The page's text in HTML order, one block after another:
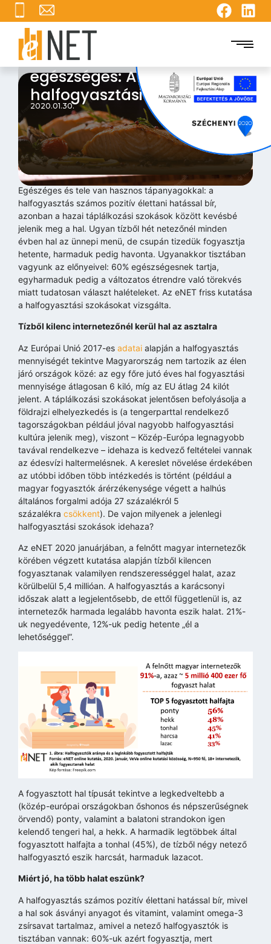
Ritkán esszük, pedig
egészséges: A nagy
halfogyasztási körkép
2020.01.30.
Egészéges és tele van hasznos tápanyagokkal: a
halfogyasztás számos pozitív élettani hatással bír,
azonban a hazai táplálkozási szokások között kevésbé
jelenik meg a hal. Ugyan tízből hét netezőnél minden
évben hal az ünnepi menü, de csupán tizedük fogyasztja
hetente, harmaduk pedig havonta. Ugyanakkor tisztában
vagyunk az előnyeivel: 60% egészségesnek tartja,
egyharmaduk pedig a változatos étrendre való törekvés
miatt tudatosan választ halételeket. Az eNET friss kutatása
a halfogyasztási szokásokat vizsgálta.
Tízből kilenc internetezőnél kerül hal az asztalra
Az Európai Unió 2017-es adatai alapján a halfogyasztás
mennyiségét tekintve Magyarország nem tartozik az élen
járó országok közé: az egy főre jutó éves hal fogyasztási
mennyisége átlagosan 6 kiló, míg az EU átlag 24 kilót
jelent. A táplálkozási szokásokat jelentősen befolyásolja a
földrajzi elhelyezkedés is (a tengerparttal rendelkező
tagországokban például jóval nagyobb halfogyasztási
kultúra jelenik meg), viszont – Közép-Európa legnagyobb
tavával rendelkezve – idehaza is kedvező feltételei vannak
az édesvízi haltermelésnek. A kereslet növelése érdekében
az utóbbi időben több intézkedés is történt (például a
magyar fogyasztók árérzékenysége végett a halhús
általános forgalmi adója 27 százalékról 5
százalékra csökkent). De vajon milyenek a jelenlegi
halfogyasztási szokások idehaza?
Az eNET 2020 januárjában, a felnőtt magyar internetezők
körében végzett kutatása alapján tízből kilencen
fogyasztanak valamilyen rendszerességgel halat, azaz
körülbelül 5,4 millióan. A halfogyasztás a karácsonyi
időszak alatt a legjelentősebb, de ettől függetlenül is, az
internetezők harmada legalább havonta eszik halat. 21%-
uk negyedévente, 12%-uk pedig hetente „él a
lehetőséggel”.
A fogyasztott hal típusát tekintve a legkedveltebb a
(közép-európai országokban őshonos és népszerűségnek
örvendő) ponty, valamint a balatoni strandokon igen
kelendő tengeri hal, a hekk. A harmadik legtöbbek által
fogyasztott halfajta a tonhal (45%), de tízből négy netező
halfogyasztó eszik harcsát, harmaduk lazacot.
Miért jó, ha több halat eszünk?
A halfogyasztás számos pozitív élettani hatással bír, mivel
a hal sok ásványi anyagot és vitamint, valamint omega-3
zsírsavat tartalmaz, amivel a netező halfogyasztók is
tisztában vannak: 60%-uk azért fogyasztja, mert